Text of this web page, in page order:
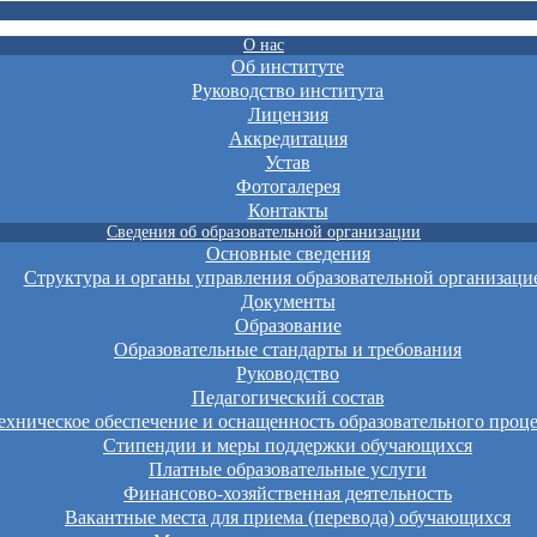
О нас
Об институте
Руководство института
Лицензия
Аккредитация
Устав
Фотогалерея
Контакты
Сведения об образовательной организации
Основные сведения
Структура и органы управления образовательной
Документы
Образование
Образовательные стандарты и требования
Руководство
Педагогический состав
обеспечение и оснащенность образовательного
Стипендии и меры поддержки обучающихся
Платные образовательные услуги
Финансово-хозяйственная деятельность
Вакантные места для приема (перевода) обучающихся